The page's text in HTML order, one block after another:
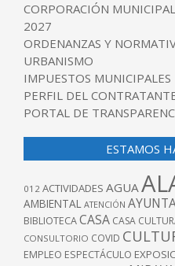
CORPORACIÓN
2027
ORDENANZAS Y
URBANISMO
IMPUESTOS MUNICIPALES
PERFIL DEL
PORTAL DE
ESTAMOS
012 ACTIVIDADES AGUA
AMBIENTAL ATENCIÓN
BIBLIOTECACASA CASA
CONSULTORIO COVID
EMPLEO ESPECTÁCULO